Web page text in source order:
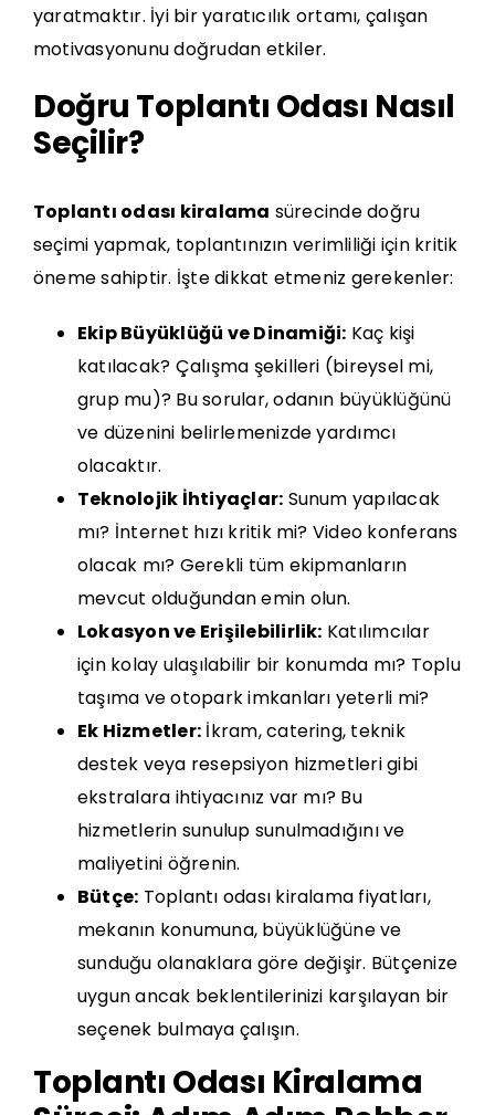
yaratmaktır. İyi biryaratıcılık ortamı, çalışan
motivasyonunu doğrudan etkiler.
Doğru Toplantı Odası Nasıl
Seçilir?
Toplantı odası kiralama sürecinde doğru
seçimi yapmak, toplantınızın verimliliği için kritik
öneme sahiptir. İşte dikkat etmeniz gerekenler:
Ekip Büyüklüğü ve Dinamiği: Kaç kişi
katılacak? Çalışma şekilleri (bireysel mi,
grup mu)? Bu sorular, odanın büyüklüğünü
ve düzenini belirlemenizde yardımcı
olacaktır.
Teknolojik İhtiyaçlar: Sunum yapılacak
mı? İnternet hızı kritik mi? Video konferans
olacak mı? Gerekli tüm ekipmanların
mevcut olduğundan emin olun.
Lokasyon ve Erişilebilirlik: Katılımcılar
için kolay ulaşılabilir bir konumda mı? Toplu
taşıma ve otopark imkanları yeterli mi?
Ek Hizmetler: İkram, catering, teknik
destek veya resepsiyon hizmetleri gibi
ekstralara ihtiyacınız var mı? Bu
hizmetlerin sunulup sunulmadığını ve
maliyetini öğrenin.
Bütçe: Toplantı odası kiralama fiyatları,
mekanın konumuna, büyüklüğüne ve
sunduğu olanaklara göre değişir. Bütçenize
uygun ancak beklentilerinizi karşılayan bir
seçenek bulmaya çalışın.
Toplantı Odası Kiralama